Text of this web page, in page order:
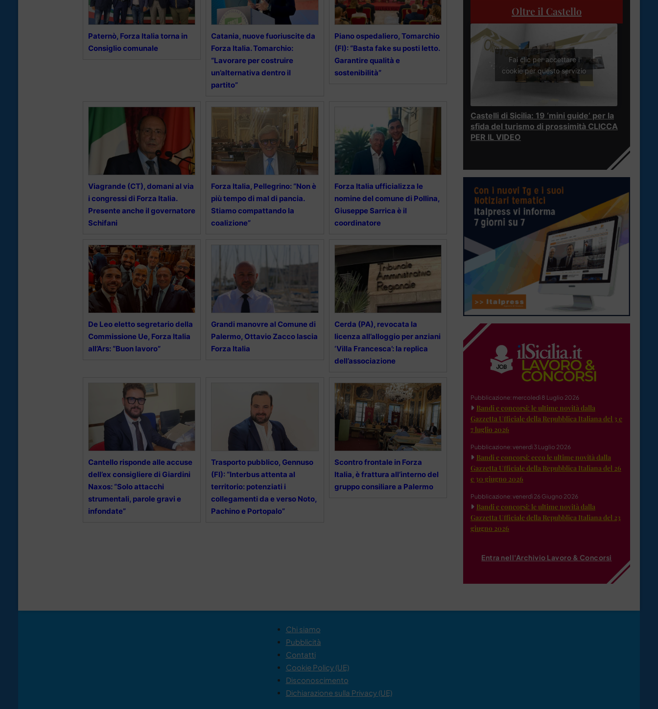
Paternò, Forza Italia torna in
Consiglio comunale
Catania, nuove fuoriuscite da
Forza Italia. Tomarchio:
“Lavorare per costruire
un’alternativa dentro il
partito”
Piano ospedaliero, Tomarchio
(FI): “Basta fake su posti letto.
Garantire qualità e
sostenibilità”
Viagrande (CT), domani al via
i congressi di Forza Italia.
Presente anche il governatore
Schifani
Forza Italia, Pellegrino: “Non è
più tempo di mal di pancia.
Stiamo compattando la
coalizione”
Forza Italia ufficializza le
nomine del comune di Pollina,
Giuseppe Sarrica è il
coordinatore
De Leo eletto segretario della
Commissione Ue, Forza Italia
all’Ars: “Buon lavoro”
Grandi manovre al Comune di
Palermo, Ottavio Zacco lascia
Forza Italia
Cerda (PA), revocata la
licenza all’alloggio per anziani
‘Villa Francesca’: la replica
dell’associazione
Cantello risponde alle accuse
dell’ex consigliere di Giardini
Naxos: “Solo attacchi
strumentali, parole gravi e
infondate”
Trasporto pubblico, Gennuso
(FI): “Interbus attenta al
territorio: potenziati i
collegamenti da e verso Noto,
Pachino e Portopalo”
Scontro frontale in Forza
Italia, è frattura all’interno del
gruppo consiliare a Palermo
Oltre il Castello
Fai clic per accettare i
cookie per questo servizio
Castelli di Sicilia: 19 ‘mini guide’ per la
sfida del turismo di prossimità CLICCA
PER IL VIDEO
Pubblicazione: mercoledì 8 Luglio 2026
Bandi e concorsi: le ultime novità dalla
Gazzetta Ufficiale della Repubblica Italiana del 3 e
7 luglio 2026
Pubblicazione: venerdì 3 Luglio 2026
Bandi e concorsi: ecco le ultime novità dalla
Gazzetta Ufficiale della Repubblica Italiana del 26
e 30 giugno 2026
Pubblicazione: venerdì 26 Giugno 2026
Bandi e concorsi: le ultime novità dalla
Gazzetta Ufficiale della Repubblica Italiana del 23
giugno 2026
Entra nell'Archivio Lavoro & Concorsi
Chi siamo
Pubblicità
Contatti
Cookie Policy (UE)
Disconoscimento
Dichiarazione sulla Privacy (UE)